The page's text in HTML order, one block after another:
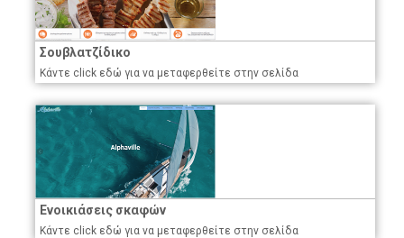
Σουβλατζίδικο
Κάντε click εδώ για να μεταφερθείτε στην σελίδα
Ενοικιάσεις σκαφών
Κάντε click εδώ για να μεταφερθείτε στην σελίδα